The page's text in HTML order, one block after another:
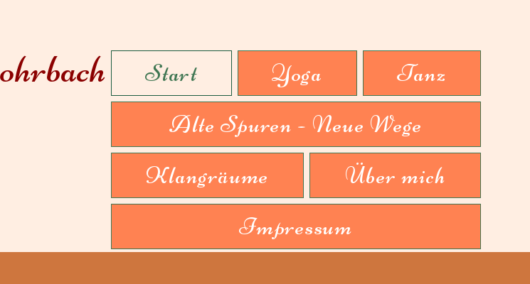
ohrbach Start Yoga
Tanz
Alte Spuren - Neue Wege
Klangräume
Über mich
Impressum